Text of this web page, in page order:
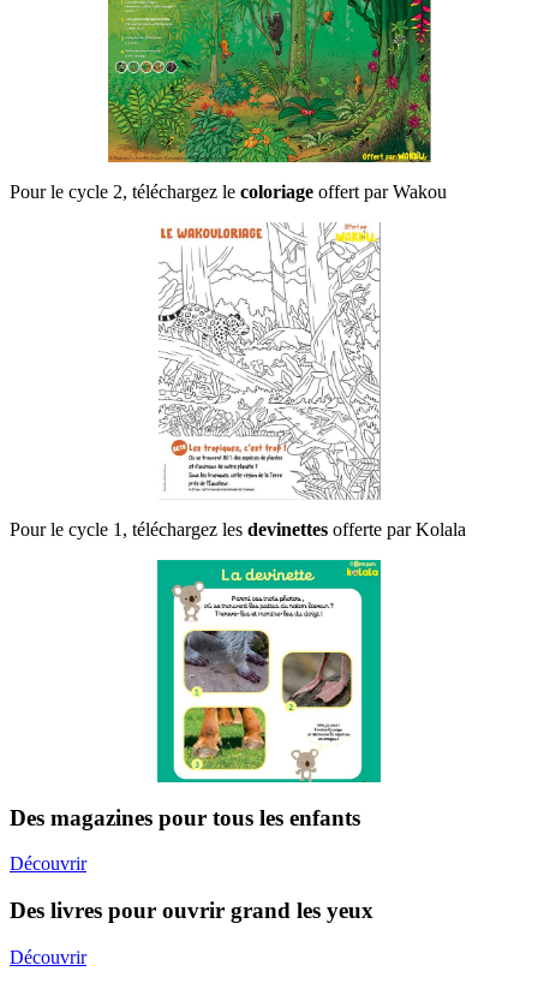
Pour le cycle 2, téléchargez le coloriage offert par Wakou
Pour le cycle 1, téléchargez les devinettes offerte par Kolala
Des magazines pour tous les enfants
Découvrir
Des livres pour ouvrir grand les yeux
Découvrir